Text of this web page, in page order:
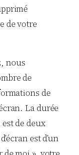
de votre
nous
de
de
La durée
de deux
est d’un